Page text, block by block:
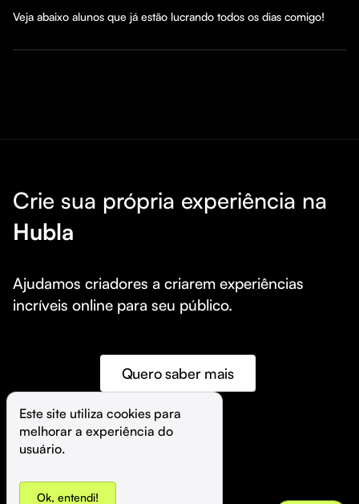
Veja abaixo alunos que já estão lucrando todos os dias comigo!
Crie sua própria experiência na
Hubla
Ajudamos criadores a criarem experiências
incríveis online para seu público.
Quero saber mais
©️ Hubla Tecnologia Ltda • 2026
Este site utiliza cookies para
melhorar a experiência do
usuário.
Ok, entendi!